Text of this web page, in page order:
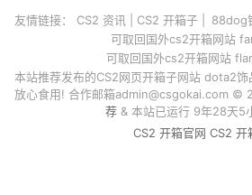
友情链接： CS2 资讯 CS2 开箱子
88dog
可取回国外cs2开箱网站
可取回国外cs2开箱网站
本站推荐发布的CS2网页开箱子网站 dota2
放心食用! 合作邮箱admin@csgokai.com©
荐 & 本站已运行 9年28天5
CS2 开箱官网 CS2 开